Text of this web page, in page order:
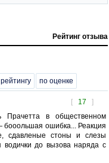
Рейтинг отзыва
по оценке
[ 17 ]
Прачетта в общественном
бооольшая ошибка... Реакция
сдавленые стоны и слезы
водички до вызова наряда с